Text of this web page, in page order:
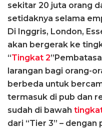
sekitar 20 juta orang
setidaknya selama
Di Inggris, London,
akan bergerak ke
“Tingkat 2
larangan bagi orang-
berbeda untuk
termasuk di pub dan
sudah di bawah
dari “Tier 3” –